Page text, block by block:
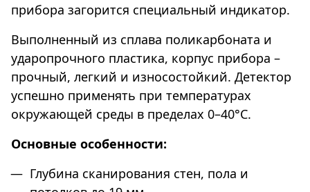
прибора загорится специальный индикатор.
Выполненный из сплава поликарбоната и
ударопрочного пластика, корпус прибора –
прочный, легкий и износостойкий. Детектор
успешно применять при температурах
окружающей среды в пределах 0–40°С.
Основные особенности:
Глубина сканирования стен, пола и